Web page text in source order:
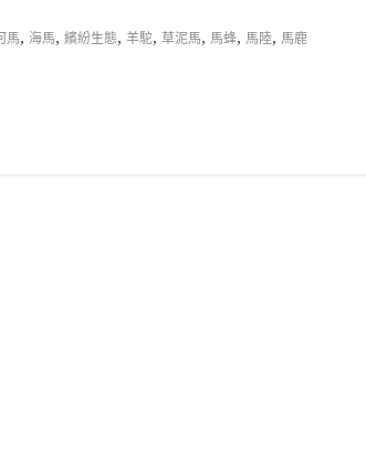
馬, 海馬, 繽紛生態, 羊駝, 草泥馬, 馬蜂, 馬陸, 馬鹿